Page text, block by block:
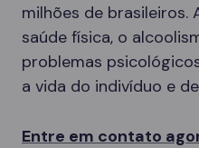
milhões de brasileiros.
saúde física, o
problemas
a vida do indivíduo e
Entre em contato